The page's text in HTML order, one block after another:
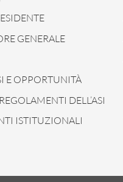
GENERALE
E OPPORTUNITÀ
DELL’ASI
ISTITUZIONALI